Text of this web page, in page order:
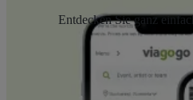
Entdecken Sie ganz